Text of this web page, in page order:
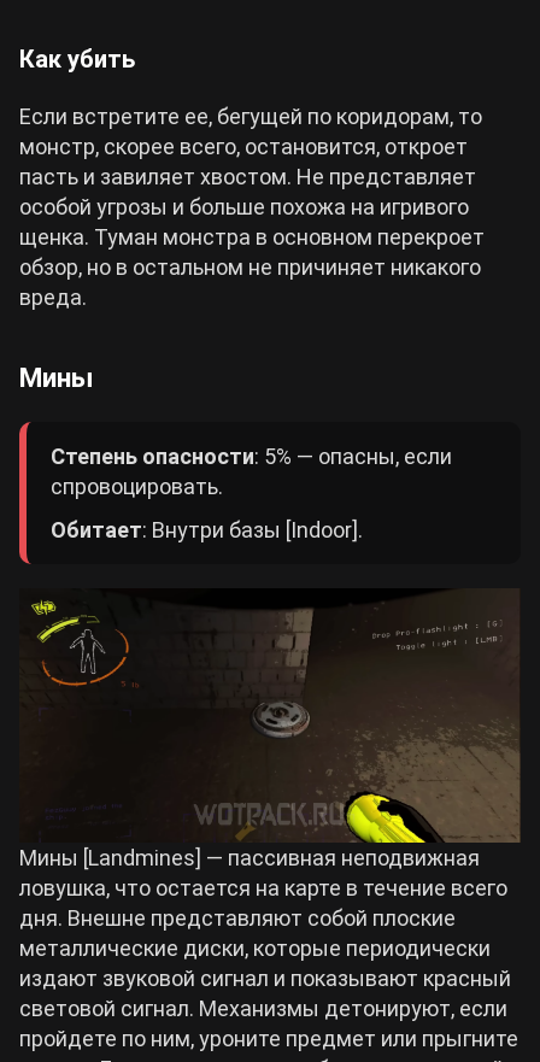
Как убить
Если встретите ее, бегущей по коридорам, то
монстр, скорее всего, остановится, откроет
пасть и завиляет хвостом. Не представляет
особой угрозы и больше похожа на игривого
щенка. Туман монстра в основном перекроет
обзор, но в остальном не причиняет никакого
вреда.
Мины
Степень опасности: 5% — опасны, если
спровоцировать.
Обитает: Внутри базы [Indoor].
Мины [Landmines] — пассивная неподвижная
ловушка, что остается на карте в течение всего
дня. Внешне представляют собой плоские
металлические диски, которые периодически
издают звуковой сигнал и показывают красный
световой сигнал. Механизмы детонируют, если
пройдете по ним, уроните предмет или прыгните